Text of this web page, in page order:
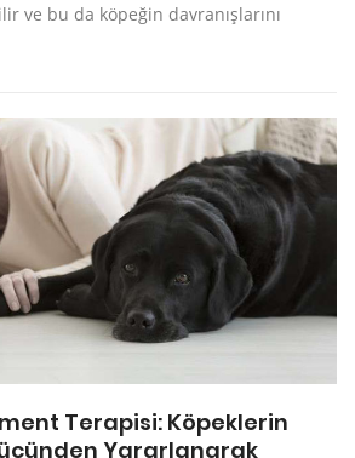
ve bu da köpeğin davranışlarını
Terapisi: Köpeklerin
Yararlanarak